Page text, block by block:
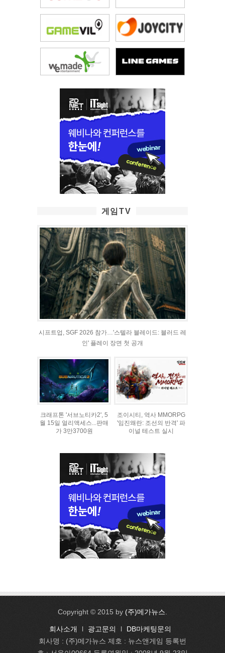
게임TV
시프트업, SGF 2026 참가…'스텔라 블레이드: 블러드 레
인' 플레이 장면 첫 공개
크래프톤 '서브노티카2', 5
월 15일 얼리액세스...판매
가 3만3700원
조이시티, 역사 MMORPG
'임진왜란: 조선의 반격' 파
이널 테스트 실시
Copyright © 2015 by (주)메가뉴스
회사소개 l 광고문의 l
DB마케팅문의
회사명 : (주)메가뉴스 제호 : 뉴스앤게임 등록번